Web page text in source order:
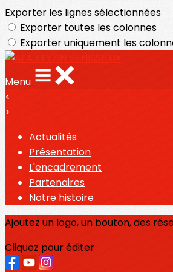
Exporter les lignes sélectionnées
Exporter toutes les colonnes
Exporter uniquement les
Menu
<
>
Actualités
Présentation
L'encadrement
Partenaires
Notre histoire
Ajoutez un logo, un bouton, des
Cliquez pour éditer